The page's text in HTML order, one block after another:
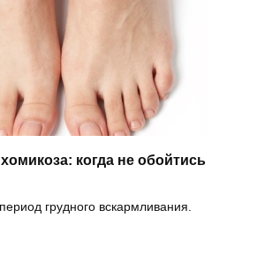
когда не обойтись
грудного вскармливания.